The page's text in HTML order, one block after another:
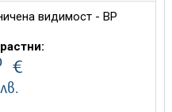
видимост - BP
€